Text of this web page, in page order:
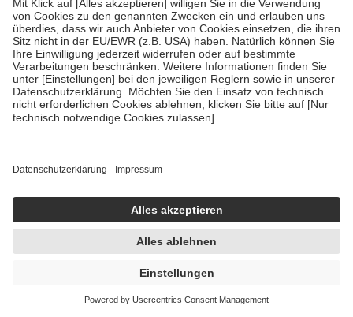
Meine Apotheke
So geht's
Rechtliches
Zu Risiken und Nebenwirkungen lesen Sie die Packungsbeilage und
Üblicher Apothekenverkaufspreis berechnet nach der
Arzneimittelpreisverordnung. UVP: Unverbindliche
Preisempfehlung des Herstellers. Die angegebenen Preise
beinhalten die gesetzlich vorgeschriebene Mehrwertsteuer, ggf.
zzgl. 3,95 € Versandkosten. Ab 29,00 € Bestell­wert versand­kosten­
und Gratis-Beigaben nur solange der Vorrat reicht.